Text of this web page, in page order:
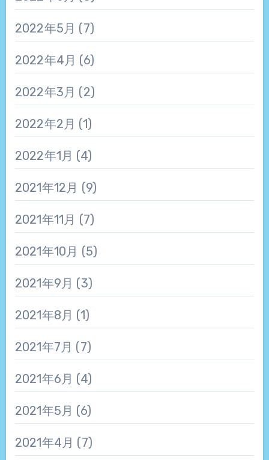
2022年5月 (7)
2022年4月 (6)
2022年3月 (2)
2022年2月 (1)
2022年1月 (4)
2021年12月 (9)
2021年11月 (7)
2021年10月 (5)
2021年9月 (3)
2021年8月 (1)
2021年7月 (7)
2021年6月 (4)
2021年5月 (6)
2021年4月 (7)